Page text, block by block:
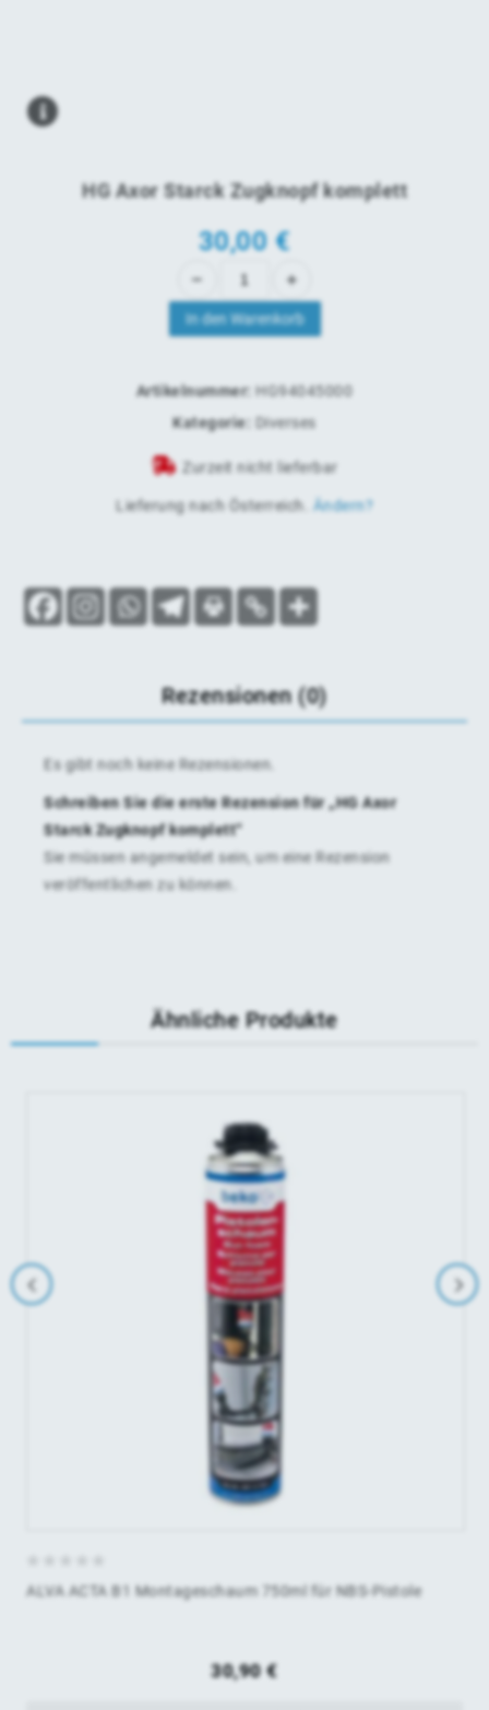
HG Axor Starck Zugknopf komplett
30,00€
In den Warenkorb
Artikelnummer: HG94045000
Kategorie:
Diverses
Zurzeit nicht lieferbar
Lieferung nach Österreich Ändern?
Rezensionen (0)
Es gibt noch keine Rezensionen.
Schreiben Sie die erste Rezension für „HG Axor
Starck Zugknopf komplett“
Sie müssen angemeldet sein, um eine Rezension
veröffentlichen zu können.
Ähnliche Produkte
ALVA ACTA B1 Montageschaum 750ml für NBS-Pistole
30,90€